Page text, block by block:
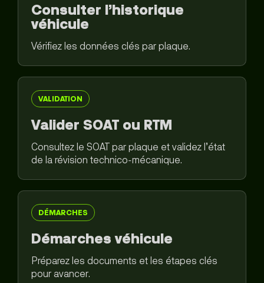
Consulter l’historique
véhicule
Vérifiez les données clés par plaque.
VALIDATION
Valider SOAT ou RTM
Consultez le SOAT par plaque et validez l’état
de la révision technico-mécanique.
DÉMARCHES
Démarches véhicule
Préparez les documents et les étapes clés
pour avancer.